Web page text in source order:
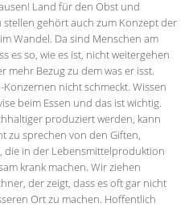
Land für den Obst und
gehört auch zum Konzept der
Wandel. Da sind Menschen am
es so, wie es ist, nicht weitergehen
mehr Bezug zu dem was er isst.
nicht schmeckt. Wissen
beim Essen und das ist wichtig.
produziert werden, kann
zu sprechen von den Giften,
die in der Lebensmittelproduktion
krank machen. Wir ziehen
der zeigt, dass es oft gar nicht
Ort zu machen. Hoffentlich